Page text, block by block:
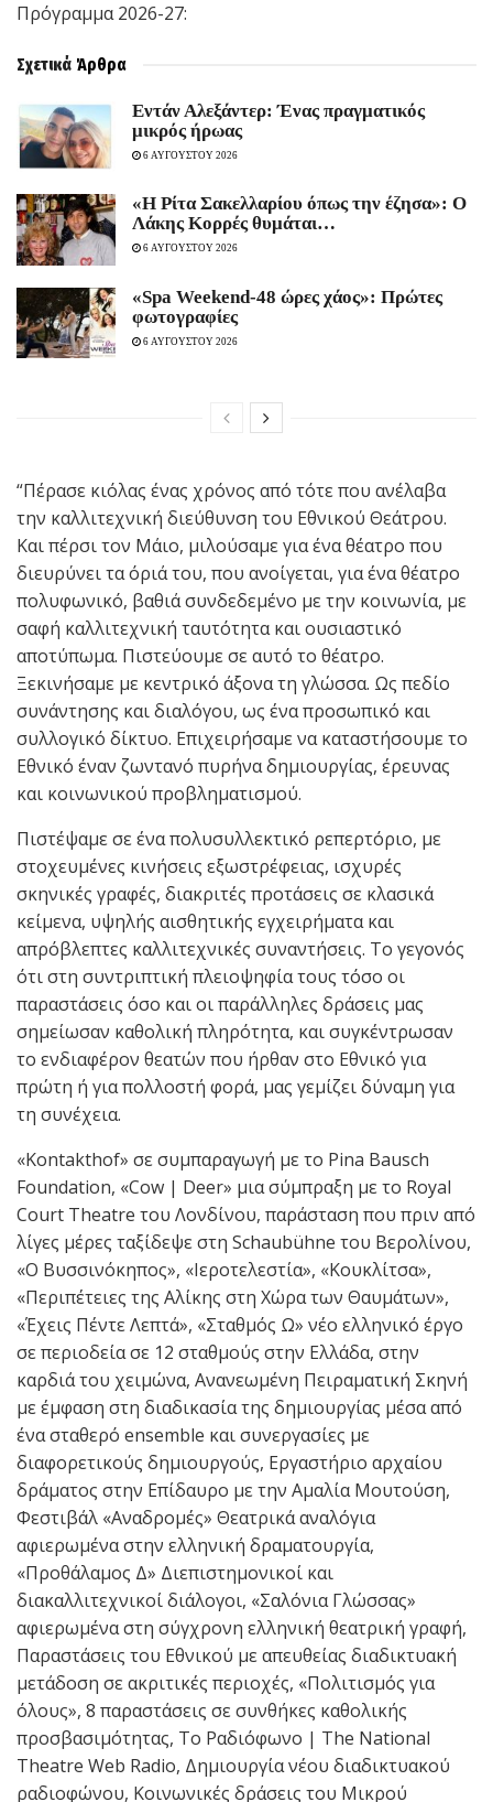
Πρόγραμμα 2026-27:
Σχετικά Άρθρα
Εντάν Αλεξάντερ: Ένας πραγματικός
μικρός ήρωας
6 ΑΥΓΟΥΣΤΟΥ 2026
«Η Ρίτα Σακελλαρίου όπως την έζησα»: Ο
Λάκης Κορρές θυμάται…
6 ΑΥΓΟΥΣΤΟΥ 2026
«Spa Weekend-48 ώρες χάος»: Πρώτες
φωτογραφίες
6 ΑΥΓΟΥΣΤΟΥ 2026
“Πέρασε κιόλας ένας χρόνος από τότε που ανέλαβα
την καλλιτεχνική διεύθυνση του Εθνικού Θεάτρου.
Και πέρσι τον Μάιο, μιλούσαμε για ένα θέατρο που
διευρύνει τα όριά του, που ανοίγεται, για ένα θέατρο
πολυφωνικό, βαθιά συνδεδεμένο με την κοινωνία, με
σαφή καλλιτεχνική ταυτότητα και ουσιαστικό
αποτύπωμα. Πιστεύουμε σε αυτό το θέατρο.
Ξεκινήσαμε με κεντρικό άξονα τη γλώσσα. Ως πεδίο
συνάντησης και διαλόγου, ως ένα προσωπικό και
συλλογικό δίκτυο. Επιχειρήσαμε να καταστήσουμε το
Εθνικό έναν ζωντανό πυρήνα δημιουργίας, έρευνας
και κοινωνικού προβληματισμού.
Πιστέψαμε σε ένα πολυσυλλεκτικό ρεπερτόριο, με
στοχευμένες κινήσεις εξωστρέφειας, ισχυρές
σκηνικές γραφές, διακριτές προτάσεις σε κλασικά
κείμενα, υψηλής αισθητικής εγχειρήματα και
απρόβλεπτες καλλιτεχνικές συναντήσεις. Το γεγονός
ότι στη συντριπτική πλειοψηφία τους τόσο οι
παραστάσεις όσο και οι παράλληλες δράσεις μας
σημείωσαν καθολική πληρότητα, και συγκέντρωσαν
το ενδιαφέρον θεατών που ήρθαν στο Εθνικό για
πρώτη ή για πολλοστή φορά, μας γεμίζει δύναμη για
τη συνέχεια.
«Kontakthof» σε συμπαραγωγή με το Pina Bausch
Foundation, «Cow | Deer» μια σύμπραξη με το Royal
Court Theatre του Λονδίνου, παράσταση που πριν από
λίγες μέρες ταξίδεψε στη Schaubühne του Βερολίνου,
«Ο Βυσσινόκηπος», «Ιεροτελεστία», «Κουκλίτσα»,
«Περιπέτειες της Αλίκης στη Χώρα των Θαυμάτων»,
«Έχεις Πέντε Λεπτά», «Σταθμός Ω» νέο ελληνικό έργο
σε περιοδεία σε 12 σταθμούς στην Ελλάδα, στην
καρδιά του χειμώνα, Ανανεωμένη Πειραματική Σκηνή
με έμφαση στη διαδικασία της δημιουργίας μέσα από
ένα σταθερό ensemble και συνεργασίες με
διαφορετικούς δημιουργούς, Εργαστήριο αρχαίου
δράματος στην Επίδαυρο με την Αμαλία Μουτούση,
Φεστιβάλ «Αναδρομές» Θεατρικά αναλόγια
αφιερωμένα στην ελληνική δραματουργία,
«Προθάλαμος Δ» Διεπιστημονικοί και
διακαλλιτεχνικοί διάλογοι, «Σαλόνια Γλώσσας»
αφιερωμένα στη σύγχρονη ελληνική θεατρική γραφή,
Παραστάσεις του Εθνικού με απευθείας διαδικτυακή
μετάδοση σε ακριτικές περιοχές, «Πολιτισμός για
όλους», 8 παραστάσεις σε συνθήκες καθολικής
προσβασιμότητας, Το Ραδιόφωνο | The National
Theatre Web Radio, Δημιουργία νέου διαδικτυακού
ραδιοφώνου, Κοινωνικές δράσεις του Μικρού